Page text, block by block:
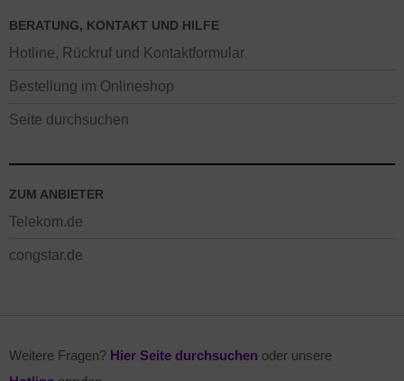
BERATUNG, KONTAKT UND HILFE
Hotline, Rückruf und Kontaktformular
Bestellung im Onlineshop
Seite durchsuchen
ZUM ANBIETER
Telekom.de
congstar.de
Weitere Fragen? Hier Seite durchsuchen oder unsere